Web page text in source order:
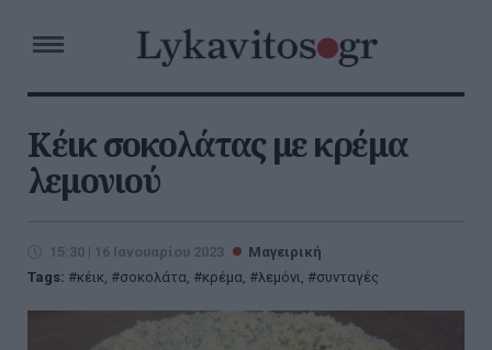
Κέικ σοκολάτας με κρέμα
λεμονιού
15:30 | 16 Ιανουαρίου 2023
Μαγειρική
Tags:
κέικ, σοκολάτα, κρέμα, λεμόνι, συνταγές